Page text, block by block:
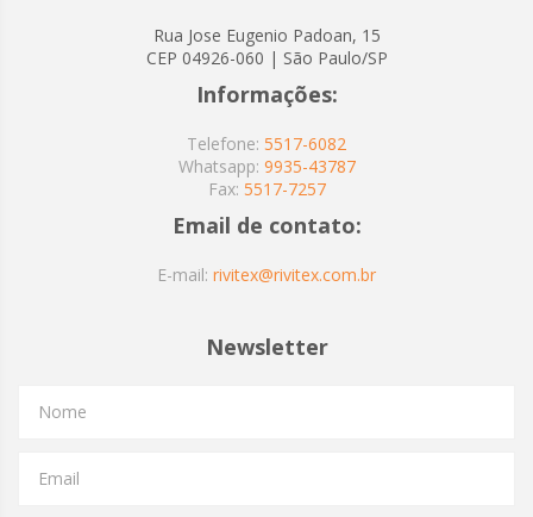
Rua Jose Eugenio Padoan, 15
CEP 04926-060 | São Paulo/SP
Informações:
Telefone: 5517-6082
Whatsapp: 9935-43787
Fax: 5517-7257
Email de contato:
E-mail: rivitex@rivitex.com.br
Newsletter
Nome
Email